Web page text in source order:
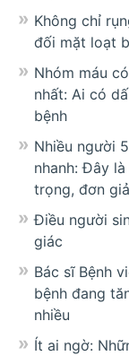
Không chỉ
đối mặt loạt
Nhóm máu
nhất: Ai có
bệnh
Nhiều người
nhanh: Đây
trọng, đơn
Điều người
giác
Bác sĩ Bệnh
bệnh đang
nhiều
Ít ai ngờ: